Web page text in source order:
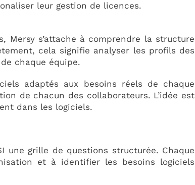
leur gestion de licences.
Mersy s’attache à comprendre la structure
cela signifie analyser les profils des
chaque équipe.
adaptés aux besoins réels de chaque
de chacun des collaborateurs. L’idée est
dans les logiciels.
une grille de questions structurée. Chaque
et à identifier les besoins logiciels